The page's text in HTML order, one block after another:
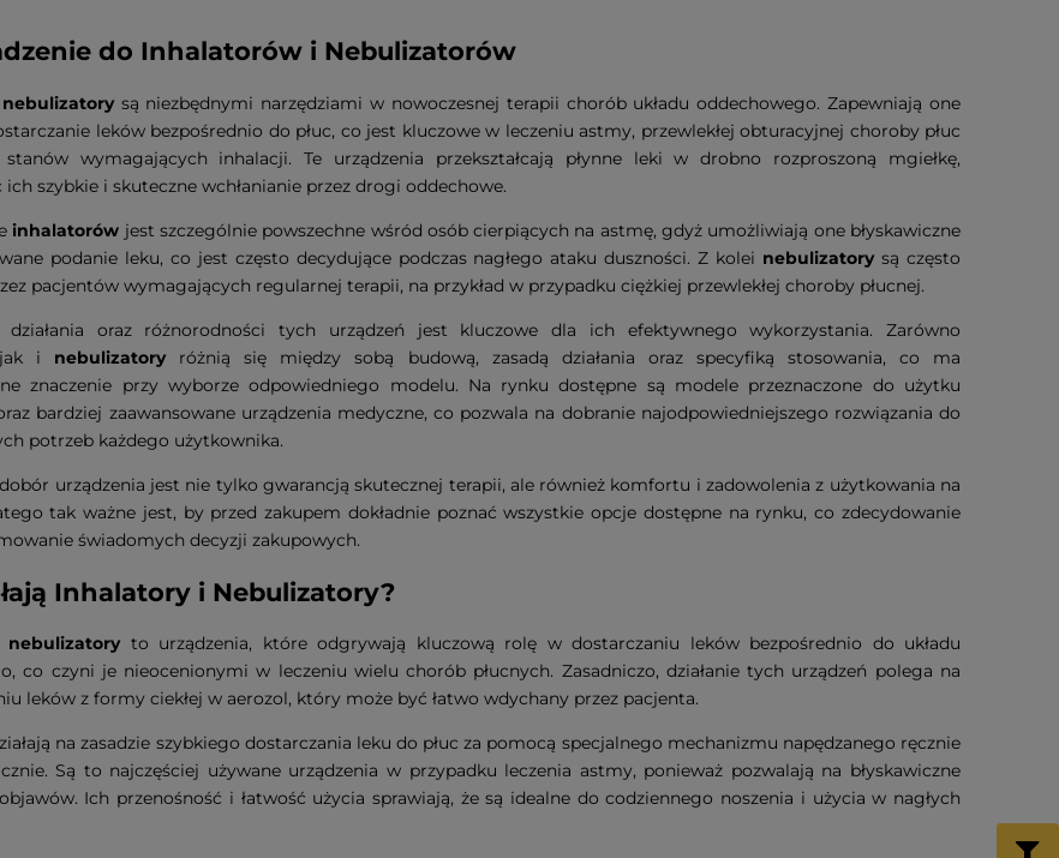
do Inhalatorów i Nebulizatorów
nebulizatorysą niezbędnymi narzędziami w nowoczesnej terapii chorób układu oddechowego. Zapewniają one
leków bezpośrednio do płuc, co jest kluczowe w leczeniu astmy, przewlekłej obturacyjnej choroby płuc
wymagających inhalacji. Te urządzenia przekształcają płynne leki w drobno rozproszoną mgiełkę,
szybkie i skuteczne wchłanianie przez drogi oddechowe.
inhalatorów jest szczególnie powszechne wśród osób cierpiących na astmę, gdyż umożliwiają one błyskawiczne
podanie leku, co jest często decydujące podczas nagłego ataku duszności. Z kolei nebulizatorysą często
pacjentów wymagających regularnej terapii, na przykład w przypadku ciężkiej przewlekłej choroby płucnej.
działania oraz różnorodności tych urządzeń jest kluczowe dla ich efektywnego wykorzystania. Zarówno
i nebulizatoryróżnią się między sobą budową, zasadą działania oraz specyfiką stosowania, co ma
znaczenie przy wyborze odpowiedniego modelu. Na rynku dostępne są modele przeznaczone do użytku
bardziej zaawansowane urządzenia medyczne, co pozwala na dobranie najodpowiedniejszego rozwiązania do
potrzeb każdego użytkownika.
urządzenia jest nie tylko gwarancją skutecznej terapii, ale również komfortu i zadowolenia z użytkowania na
tak ważne jest, by przed zakupem dokładnie poznać wszystkie opcje dostępne na rynku, co zdecydowanie
świadomych decyzji zakupowych.
Inhalatory i Nebulizatory?
nebulizatoryto urządzenia, które odgrywają kluczową rolę w dostarczaniu leków bezpośrednio do układu
co czyni je nieocenionymi w leczeniu wielu chorób płucnych. Zasadniczo, działanie tych urządzeń polega na
leków z formy ciekłej w aerozol, który może być łatwo wdychany przez pacjenta.
na zasadzie szybkiego dostarczania leku do płuc za pomocą specjalnego mechanizmu napędzanego ręcznie
Są to najczęściej używane urządzenia w przypadku leczenia astmy, ponieważ pozwalają na błyskawiczne
Ich przenośność i łatwość użycia sprawiają, że są idealne do codziennego noszenia i użycia w nagłych